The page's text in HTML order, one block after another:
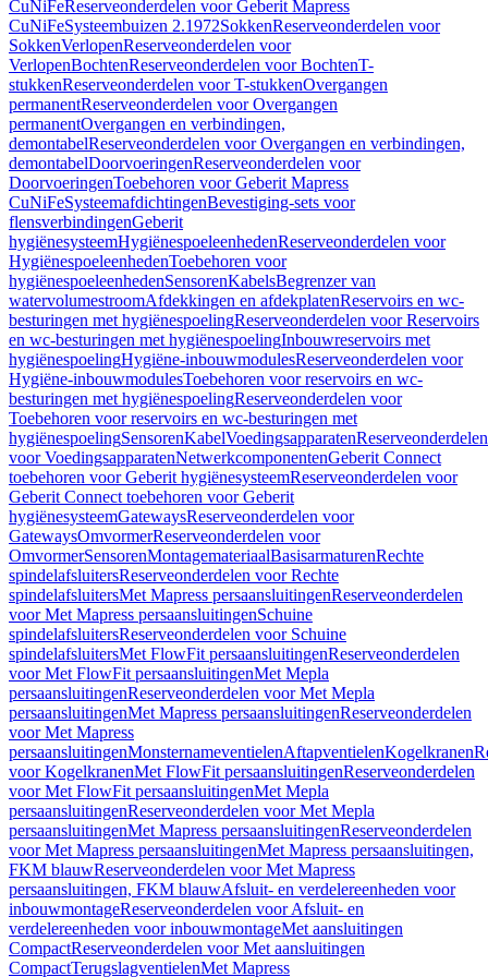
CuNiFeReserveonderdelen voor Geberit Mapress
CuNiFeSysteembuizen 2.1972SokkenReserveonderdelen voor
SokkenVerlopenReserveonderdelen voor
VerlopenBochtenReserveonderdelen voor BochtenT-
stukkenReserveonderdelen voor T-stukkenOvergangen
permanentReserveonderdelen voor Overgangen
permanentOvergangen en verbindingen,
demontabelReserveonderdelen voor Overgangen en verbindingen,
demontabelDoorvoeringenReserveonderdelen voor
DoorvoeringenToebehoren voor Geberit Mapress
CuNiFeSysteemafdichtingenBevestiging-sets voor
flensverbindingenGeberit
hygiënesysteemHygiënespoeleenhedenReserveonderdelen voor
HygiënespoeleenhedenToebehoren voor
hygiënespoeleenhedenSensorenKabelsBegrenzer van
watervolumestroomAfdekkingen en afdekplatenReservoirs en wc-
besturingen met hygiënespoelingReserveonderdelen voor Reservoirs
en wc-besturingen met hygiënespoelingInbouwreservoirs met
hygiënespoelingHygiëne-inbouwmodulesReserveonderdelen voor
Hygiëne-inbouwmodulesToebehoren voor reservoirs en wc-
besturingen met hygiënespoelingReserveonderdelen voor
Toebehoren voor reservoirs en wc-besturingen met
hygiënespoelingSensorenKabelVoedingsapparatenReserveonderdelen
voor VoedingsapparatenNetwerkcomponentenGeberit Connect
toebehoren voor Geberit hygiënesysteemReserveonderdelen voor
Geberit Connect toebehoren voor Geberit
hygiënesysteemGatewaysReserveonderdelen voor
GatewaysOmvormerReserveonderdelen voor
OmvormerSensorenMontagemateriaalBasisarmaturenRechte
spindelafsluitersReserveonderdelen voor Rechte
spindelafsluitersMet Mapress persaansluitingenReserveonderdelen
voor Met Mapress persaansluitingenSchuine
spindelafsluitersReserveonderdelen voor Schuine
spindelafsluitersMet FlowFit persaansluitingenReserveonderdelen
voor Met FlowFit persaansluitingenMet Mepla
persaansluitingenReserveonderdelen voor Met Mepla
persaansluitingenMet Mapress persaansluitingenReserveonderdelen
voor Met Mapress
persaansluitingenMonsternameventielenAftapventielenKogelkranen
voor KogelkranenMet FlowFit persaansluitingenReserveonderdelen
voor Met FlowFit persaansluitingenMet Mepla
persaansluitingenReserveonderdelen voor Met Mepla
persaansluitingenMet Mapress persaansluitingenReserveonderdelen
voor Met Mapress persaansluitingenMet Mapress persaansluitingen,
FKM blauwReserveonderdelen voor Met Mapress
persaansluitingen, FKM blauwAfsluit- en verdelereenheden voor
inbouwmontageReserveonderdelen voor Afsluit- en
verdelereenheden voor inbouwmontageMet aansluitingen
CompactReserveonderdelen voor Met aansluitingen
CompactTerugslagventielenMet Mapress